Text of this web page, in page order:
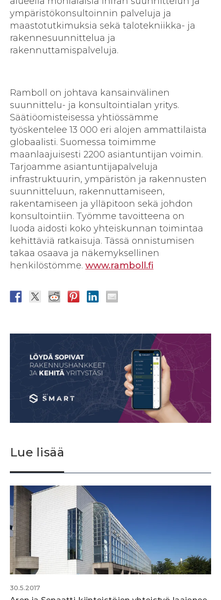
ympäristökonsultoinnin palveluja ja
maastotutkimuksia sekä talotekniikka- ja
rakennesuunnittelua ja
rakennuttamispalveluja.
Ramboll on johtava kansainvälinen
suunnittelu- ja konsultointialan yritys.
Säätiöomisteisessa yhtiössämme
työskentelee 13 000 eri alojen ammattilaista
globaalisti. Suomessa toimimme
maanlaajuisesti 2200 asiantuntijan voimin.
Tarjoamme asiantuntijapalveluja
infrastruktuurin, ympäristön ja rakennusten
suunnitteluun, rakennuttamiseen,
rakentamiseen ja ylläpitoon sekä johdon
konsultointiin. Työmme tavoitteena on
luoda aidosti koko yhteiskunnan toimintaa
kehittäviä ratkaisuja. Tässä onnistumisen
takaa osaava ja näkemyksellinen
henkilöstömme. www.ramboll.fi
Lue lisää
30.5.2017